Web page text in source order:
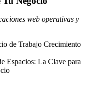
web operativas y
de Trabajo Crecimiento